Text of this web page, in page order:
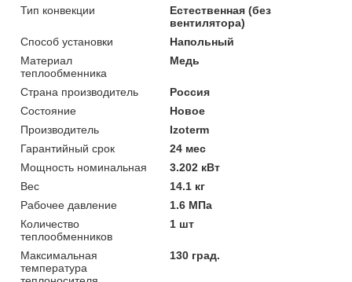
Тип конвекции
Естественная (без
вентилятора)
Способ установки
Напольный
Материал
теплообменника
Медь
Страна производитель
Россия
Состояние
Новое
Производитель
Izoterm
Гарантийный срок
24 мес
Мощность номинальная
3.202 кВт
Вес
14.1 кг
Рабочее давление
1.6 МПа
Количество
теплообменников
1 шт
Максимальная
температура
130 град.